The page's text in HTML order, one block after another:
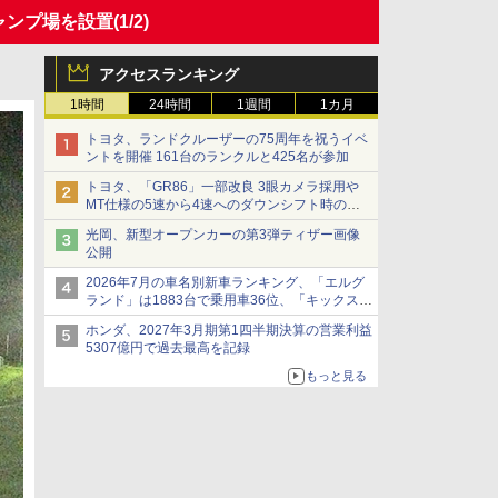
ンプ場を設置(1/2)
アクセスランキング
1時間 24時間 1週間 1カ月
トヨタ、ランドクルーザーの75周年を祝うイベ
ントを開催 161台のランクルと425名が参加
トヨタ、「GR86」一部改良 3眼カメラ採用や
MT仕様の5速から4速へのダウンシフト時の操
作性向上など
光岡、新型オープンカーの第3弾ティザー画像
公開
2026年7月の車名別新車ランキング、「エルグ
ランド」は1883台で乗用車36位、「キックス」
は2591台で27位に
ホンダ、2027年3月期第1四半期決算の営業利益
5307億円で過去最高を記録
もっと見る